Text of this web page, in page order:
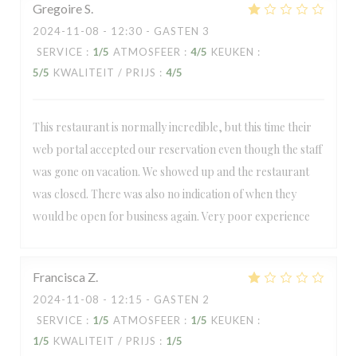
GregoireS
2024-11-08 - 12:30 - GASTEN 3
SERVICE : 1/5 ATMOSFEER : 4/5 KEUKEN :
5/5 KWALITEIT / PRIJS : 4/5
This restaurant is normally incredible, but this time their
web portal accepted our reservation even though the staff
was gone on vacation. We showed up and the restaurant
was closed. There was also no indication of when they
would be open for business again. Very poor experience
Francisca Z
2024-11-08 - 12:15 - GASTEN 2
SERVICE : 1/5 ATMOSFEER : 1/5 KEUKEN :
1/5 KWALITEIT / PRIJS : 1/5